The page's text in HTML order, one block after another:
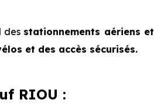
des stationnements aériens et
et des accès sécurisés.
RIOU :